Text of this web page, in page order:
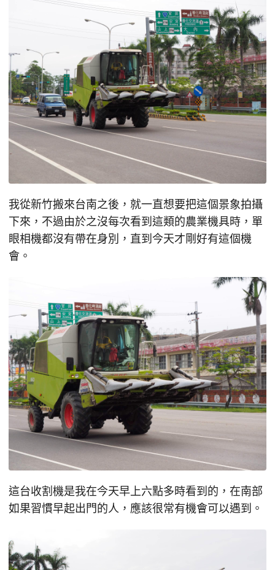
我從新竹搬來台南之後，就一直想要把這個景象拍攝
下來，不過由於之沒每次看到這類的農業機具時，單
眼相機都沒有帶在身別，直到今天才剛好有這個機
會。
這台收割機是我在今天早上六點多時看到的，在南部
如果習慣早起出門的人，應該很常有機會可以遇到。